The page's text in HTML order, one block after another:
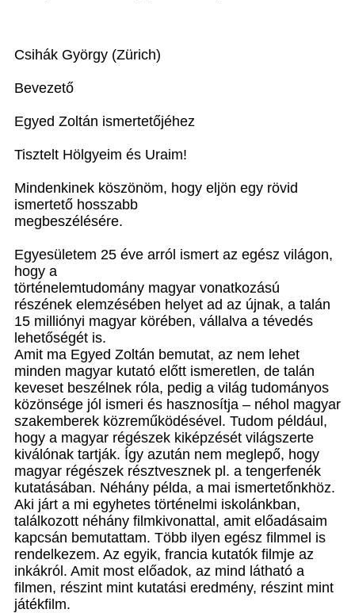
Csihák György (Zürich)
Bevezető
Egyed Zoltán ismertetőjéhez
Tisztelt Hölgyeim és Uraim!
Mindenkinek köszönöm, hogy eljön egy rövid
ismertető hosszabb
megbeszélésére.
Egyesületem 25 éve arról ismert az egész világon,
hogy a
történelemtudomány magyar vonatkozású
részének elemzésében helyet ad az újnak, a talán
15 milliónyi magyar körében, vállalva a tévedés
lehetőségét is.
Amit ma Egyed Zoltán bemutat, az nem lehet
minden magyar kutató előtt ismeretlen, de talán
keveset beszélnek róla, pedig a világ tudományos
közönsége jól ismeri és hasznosítja – néhol magyar
szakemberek közreműködésével. Tudom például,
hogy a magyar régészek kiképzését világszerte
kiválónak tartják. Így azután nem meglepő, hogy
magyar régészek résztvesznek pl. a tengerfenék
kutatásában. Néhány példa, a mai ismertetőnkhöz.
Aki járt a mi egyhetes történelmi iskolánkban,
találkozott néhány filmkivonattal, amit előadásaim
kapcsán bemutattam. Több ilyen egész filmmel is
rendelkezem. Az egyik, francia kutatók filmje az
inkákról. Amit most előadok, az mind látható a
filmen, részint mint kutatási eredmény, részint mint
játékfilm.